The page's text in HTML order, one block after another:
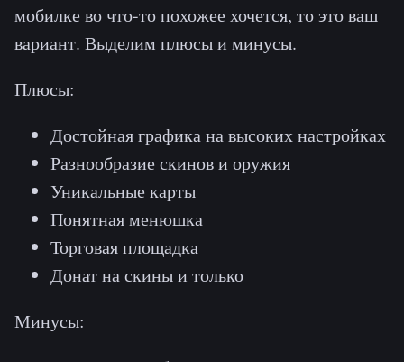
мобилке во что-то похожее хочется, то это ваш
вариант. Выделим плюсы и минусы.
Плюсы:
Достойная графика на высоких настройках
Разнообразие скинов и оружия
Уникальные карты
Понятная менюшка
Торговая площадка
Донат на скины и только
Минусы: